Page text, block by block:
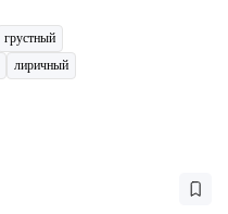
грустный
лиричный